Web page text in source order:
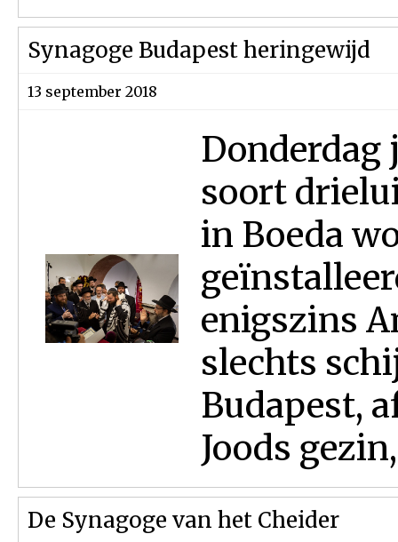
Synagoge Budapest heringewijd
13 september 2018
Donderdag
soort
in Boeda
enigszins
slechts
Budapest,
Joods
De Synagoge van het Cheider